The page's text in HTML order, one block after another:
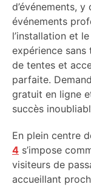
d’événements,
événements
l’installation et
expérience
de tentes et
parfaite.
gratuit en ligne
succès
En plein centre
4 s’impose
visiteurs de
accueillant